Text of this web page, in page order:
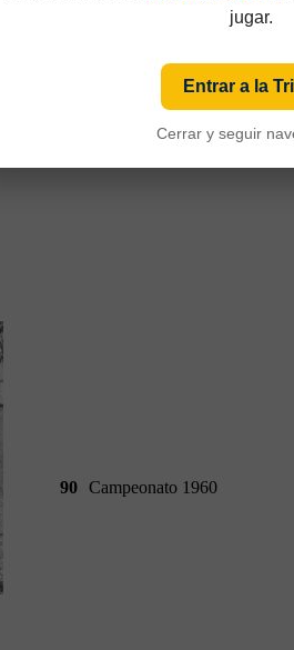
90 Campeonato 1960
jugar.
Entrar a la
Cerrar y seguir